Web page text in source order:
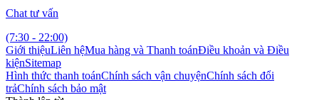
Chat tư vấn
(7:30 - 22:00)
Giới thiệuLiên hệMua hàng và Thanh toánĐiều khoản và Điều
kiệnSitemap
Hình thức thanh toánChính sách vận chuyệnChính sách đổi
trảChính sách bảo mật